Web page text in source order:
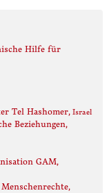
Hilfe für
Tel Hashomer, Israel
Beziehungen,
GAM,
,